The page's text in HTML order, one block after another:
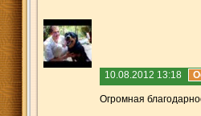
10.08.2012 13:18
Огромная